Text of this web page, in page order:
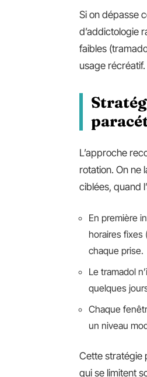
Si on dépasse
d’addictologie
faibles
usage récréatif.
L’approche
rotation. On ne
ciblées, quand
En première
horaires fixes
chaque prise.
Le tramadol
quelques
Chaque
un niveau
Cette stratégie
qui se limitent